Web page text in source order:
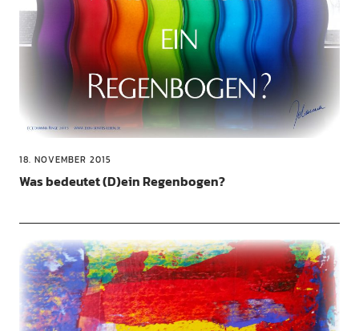
18. NOVEMBER 2015
Was bedeutet (D)ein Regenbogen?